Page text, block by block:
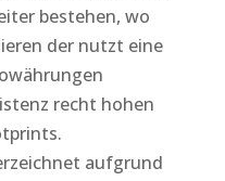
bestehen, wo
der nutzt eine
recht hohen
aufgrund